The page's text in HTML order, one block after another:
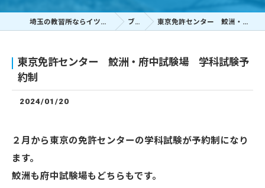
埼玉の教習所ならイツヤドライビングスクール ブログ 東京免許センター 鮫洲・府中試験場 学科試験予約制
東京免許センター 鮫洲・府中試験場 学科試験予
約制
2024/01/20
２月から東京の免許センターの学科試験が予約制になり
ます。
鮫洲も府中試験場もどちらもです。